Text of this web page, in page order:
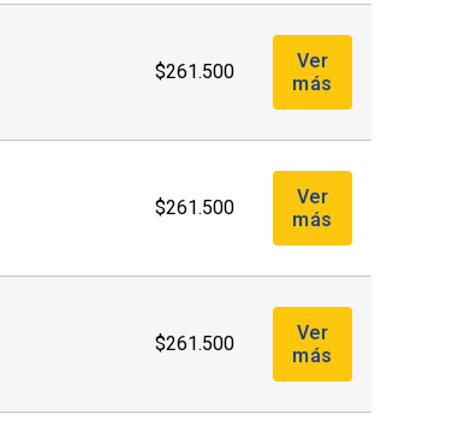
$261.500
Ver
más
$261.500
Ver
más
$261.500
Ver
más